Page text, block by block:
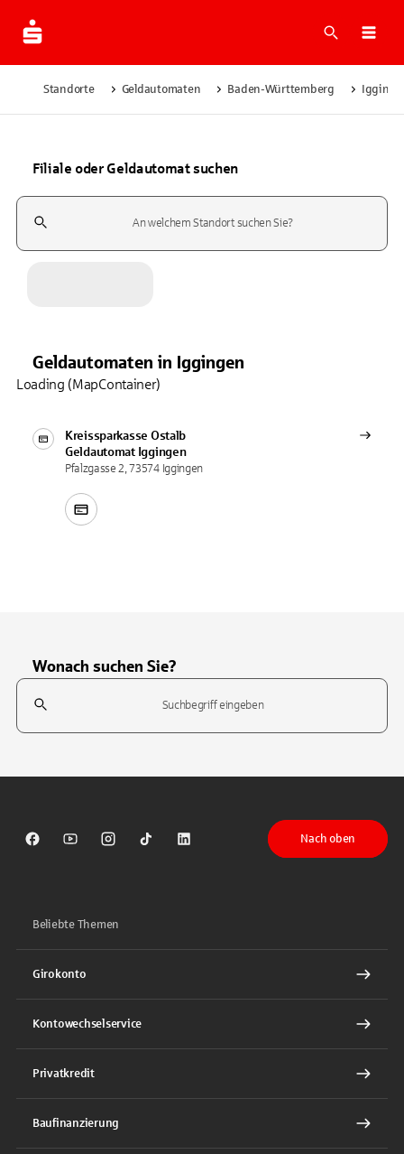
Suche
Standorte Geldautomaten Baden-Württemberg
Filiale oder Geldautomat suchen
Suchfeld
Geldautomaten in Iggingen
Kreissparkasse Ostalb
Geldautomat Iggingen
Pfalzgasse 2, 73574 Iggingen
Loading (MapContainer)
Wonach suchen Sie?
Suchfeld
Sparkasse auf Facebook
Sparkasse auf Youtube
Sparkasse auf Instagram
Sparkasse auf TikTok
Sparkasse auf LinkedIn
Nach oben
Beliebte Themen
Girokonto
Kontowechselservice
Privatkredit
Baufinanzierung